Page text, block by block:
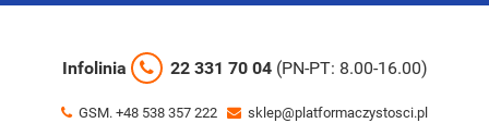
Infolinia 22 331 70 04 (PN-PT: 8.00-16.00)
GSM. +48 538 357 222 sklep@platformaczystosci.pl